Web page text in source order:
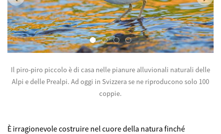
Il piro-piro piccolo è di casa nelle pianure alluvionali naturali delle
Alpi e delle Prealpi. Ad oggi in Svizzera se ne riproducono solo 100
coppie.
È irragionevole costruire nel cuore della natura finché